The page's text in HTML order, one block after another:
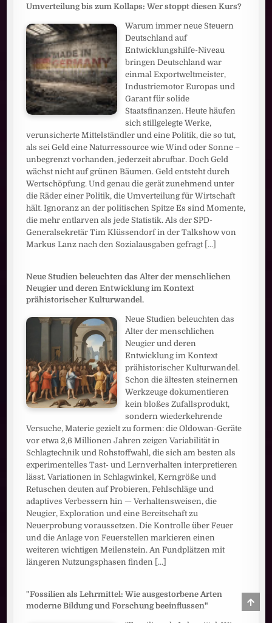
Umverteilung bis zum Kollaps: Wer stoppt diesen Kurs?
Warum immer neue Steuern
Deutschland auf
Entwicklungshilfe-Niveau
bringen Deutschland war
einmal Exportweltmeister,
Industriemotor Europas und
Garant für solide
Staatsfinanzen. Heute häufen
sich stillgelegte Werke,
verunsicherte Mittelständler und eine Politik, die so tut,
als sei Geld eine Naturressource wie Wind oder Sonne –
unbegrenzt vorhanden, jederzeit abrufbar. Doch Geld
wächst nicht auf grünen Bäumen. Geld entsteht durch
Wertschöpfung. Und genau die gerät zunehmend unter
die Räder einer Politik, die Umverteilung für Wirtschaft
hält. Ignoranz an der politischen Spitze Es sind Momente,
die mehr entlarven als jede Statistik. Als der SPD-
Generalsekretär Tim Klüssendorf in der Talkshow von
Markus Lanz nach den Sozialausgaben gefragt [...]
Neue Studien beleuchten das Alter der menschlichen
Neugier und deren Entwicklung im Kontext
prähistorischer Kulturwandel.
Neue Studien beleuchten das
Alter der menschlichen
Neugier und deren
Entwicklung im Kontext
prähistorischer Kulturwandel.
Schon die ältesten steinernen
Werkzeuge dokumentieren
kein bloßes Zufallsprodukt,
sondern wiederkehrende
Versuche, Materie gezielt zu formen: die Oldowan-Geräte
vor etwa 2,6 Millionen Jahren zeigen Variabilität in
Schlagtechnik und Rohstoffwahl, die sich am besten als
experimentelles Tast- und Lernverhalten interpretieren
lässt. Variationen in Schlagwinkel, Kerngröße und
Retuschen deuten auf Probieren, Fehlschläge und
adaptives Verbessern hin — Verhaltensweisen, die
Neugier, Exploration und eine Bereitschaft zu
Neuerprobung voraussetzen. Die Kontrolle über Feuer
und die Anlage von Feuerstellen markieren einen
weiteren wichtigen Meilenstein. An Fundplätzen mit
längeren Nutzungsphasen finden [...]
"Fossilien als Lehrmittel: Wie ausgestorbene Arten
moderne Bildung und Forschung beeinflussen"
TO